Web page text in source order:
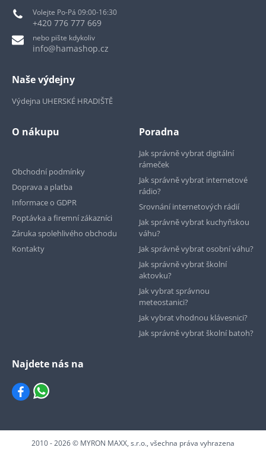
Volejte Po-Pá 09:00-16:30
+420 776 777 669
nebo pište kdykoliv
info@hamashop.cz
Naše výdejny
Výdejna UHERSKÉ HRADIŠTĚ
O nákupu
Obchodní podmínky
Doprava a platba
Informace o GDPR
Poptávka a firemní zákazníci
Záruka spolehlivého obchodu
Kontakty
Poradna
Jak správně vybrat digitální
rámeček
Jak správně vybrat internetové
rádio?
Srovnání internetových rádií
Jak správně vybrat kuchyňskou
váhu?
Jak správně vybrat osobní váhu?
Jak správně vybrat školní
aktovku?
Jak vybrat správnou
meteostanici?
Jak vybrat vhodnou klávesnici?
Jak správně vybrat školní batoh?
Najdete nás na
2010 - 2026 © MYRON MAXX, s.r.o., všechna práva vyhrazena